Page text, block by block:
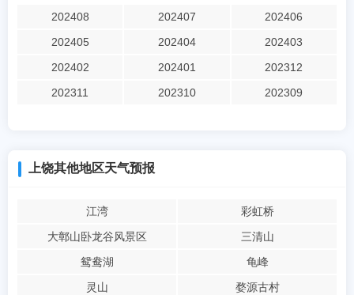
202408 202407
202406
202405
202404
202403
202402
202401
202312
202311
202310 202309
上饶其他地区天气预报
江湾
彩虹桥
大鄣山卧龙谷风景区
三清山
鸳鸯湖
龟峰
灵山
婺源古村